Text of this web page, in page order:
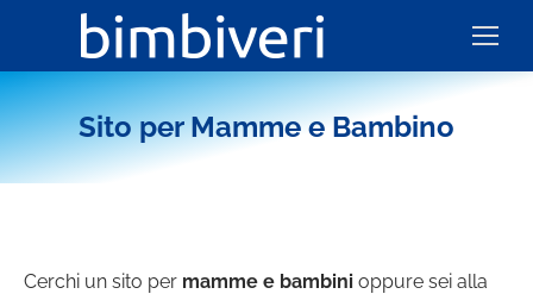
Sito per Mamme e Bambino
Cerchi un sito per mamme e bambini oppure sei alla